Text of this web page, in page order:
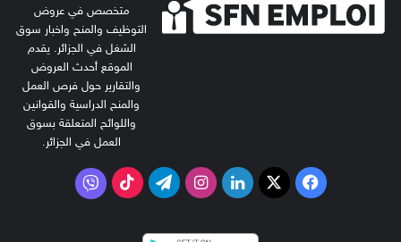
متخصص في عروض
التوظيف والمنح واخبار سوق
الشغل في الجزائر. يقدم
الموقع أحدث العروض
والتقارير حول فرص العمل
والمنح الدراسية والقوانين
واللوائح المتعلقة بسوق
العمل في الجزائر.
فيسبوك
‫X لينكدإنانستقرامتيلقرام‫TikTokفايبر